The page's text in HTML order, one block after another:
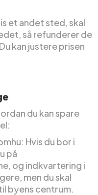
et andet sted, skal
så refunderer de
kan justere prisen
du kan spare
Hvis du bor i
på
og indkvartering i
men du skal
byens centrum.